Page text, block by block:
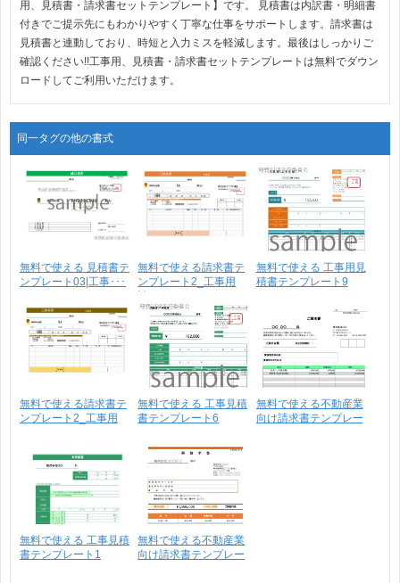
用、見積書・請求書セットテンプレート】です。 見積書は内訳書・明細書
付きでご提示先にもわかりやすく丁寧な仕事をサポートします。請求書は
見積書と連動しており、時短と入力ミスを軽減します。最後はしっかりご
確認ください!!工事用、見積書・請求書セットテンプレートは無料でダウン
ロードしてご利用いただけます。
同一タグの他の書式
無料で使える 見積書テ
ンプレート03|工事･･･
無料で使える請求書テ
ンプレート2_工事用
無料で使える 工事用見
積書テンプレート9
無料で使える請求書テ
ンプレート2_工事用
無料で使える 工事見積
書テンプレート6
無料で使える不動産業
向け請求書テンプレー
無料で使える 工事見積
書テンプレート1
無料で使える不動産業
向け請求書テンプレー